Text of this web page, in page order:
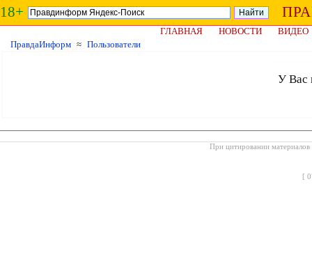
18+
ГЛАВНАЯ НОВОСТИ
ВИДЕО
ПравдаИнформ ≈ Пользователи
У Вас
При цитировании материалов
[